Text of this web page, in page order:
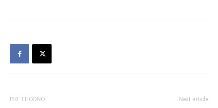
PRETHODNO Next article